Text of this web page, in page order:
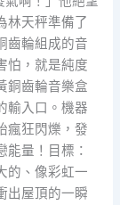
林天秤準備了
齒輪組成的音
怕，就是純度
銅齒輪音樂盒
輸入口。機器
瘋狂閃爍，發
量！目標：
的、像彩虹一
出屋頂的一瞬